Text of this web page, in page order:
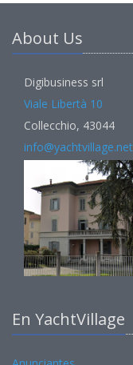
About Us
Digibusiness srl
Viale Libertà 10
Collecchio, 43044
info@yachtvillage.net
En YachtVillage